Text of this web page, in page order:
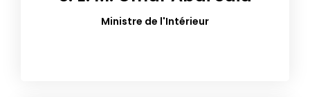
Ministre de l'Intérieur